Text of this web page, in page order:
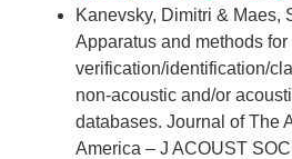
Kanevsky, Dimitri & Maes,
Apparatus and methods
verification/identification/
non-acoustic and/or
databases. Journal of The
America – J ACOUST